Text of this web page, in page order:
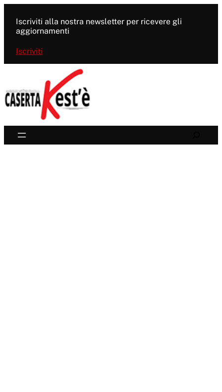
contenuto
Iscriviti alla nostra newsletter per ricevere gli
aggiornamenti
Iscriviti